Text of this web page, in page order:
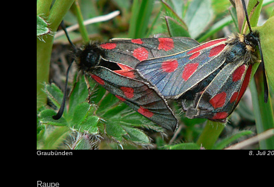
Graubünden 8. Juli
Raupe